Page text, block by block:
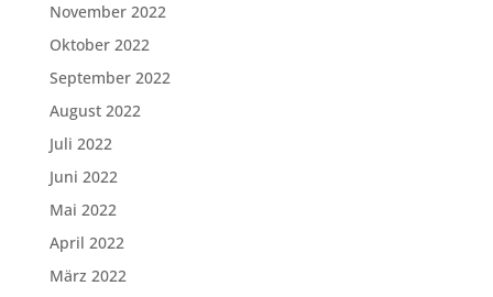
November 2022
Oktober 2022
September 2022
August 2022
Juli 2022
Juni 2022
Mai 2022
April 2022
März 2022